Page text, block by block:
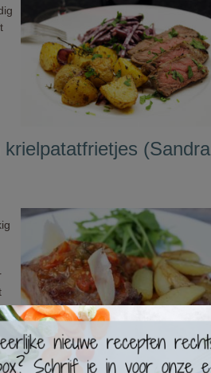
(Sandra